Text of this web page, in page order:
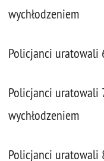
wychłodzeniem
Policjanci uratowali
Policjanci uratowali
wychłodzeniem
Policjanci uratowali